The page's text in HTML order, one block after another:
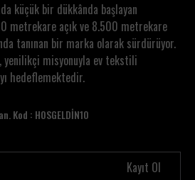
küçük bir dükkânda başlayan
metrekare açık ve 8.500 metrekare
tanınan bir marka olarak sürdürüyor.
yenilikçi misyonuyla ev tekstili
hedeflemektedir.
Kod : HOSGELDİN10
Kayıt Ol